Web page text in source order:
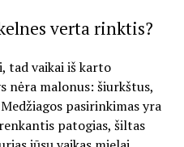
verta rinktis?
tad vaikai iš karto
nėra malonus: šiurkštus,
pasirinkimas yra
patogias, šiltas